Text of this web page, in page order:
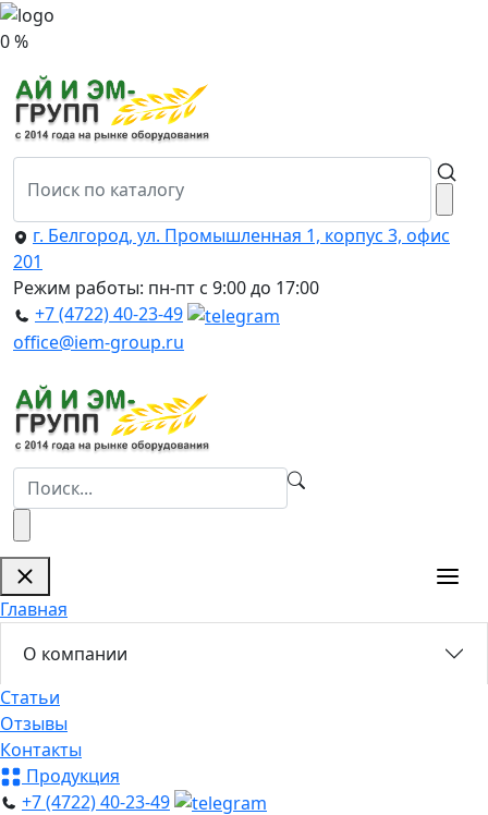
0 %
г. Белгород, ул. Промышленная 1, корпус 3, офис
201
Режим работы: пн-пт с 9:00 до 17:00
+7 (4722) 40-23-49
office@iem-group.ru
Главная
О компании
Статьи
Отзывы
Контакты
Продукция
+7 (4722) 40-23-49